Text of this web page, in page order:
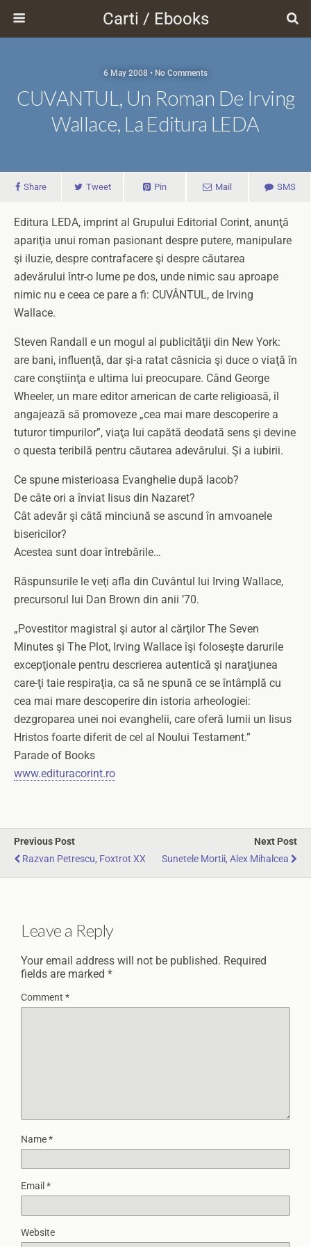
Carti / Ebooks
6 May 2008 • No Comments
CUVANTUL, Un Roman De Irving
Wallace, La Editura LEDA
Share Tweet Pin Mail SMS
Editura LEDA, imprint al Grupului Editorial Corint, anunţă
apariţia unui roman pasionant despre putere, manipulare
şi iluzie, despre contrafacere şi despre căutarea
adevărului într-o lume pe dos, unde nimic sau aproape
nimic nu e ceea ce pare a fi: CUVÂNTUL, de Irving
Wallace.
Steven Randall e un mogul al publicităţii din New York:
are bani, influenţă, dar şi-a ratat căsnicia şi duce o viaţă în
care conştiinţa e ultima lui preocupare. Când George
Wheeler, un mare editor american de carte religioasă, îl
angajează să promoveze „cea mai mare descoperire a
tuturor timpurilor”, viaţa lui capătă deodată sens şi devine
o questa teribilă pentru căutarea adevărului. Şi a iubirii.
Ce spune misterioasa Evanghelie după Iacob?
De câte ori a înviat Iisus din Nazaret?
Cât adevăr şi câtă minciună se ascund în amvoanele
bisericilor?
Acestea sunt doar întrebările…
Răspunsurile le veţi afla din Cuvântul lui Irving Wallace,
precursorul lui Dan Brown din anii ’70.
„Povestitor magistral şi autor al cărţilor The Seven
Minutes şi The Plot, Irving Wallace îşi foloseşte darurile
excepţionale pentru descrierea autentică şi naraţiunea
care-ţi taie respiraţia, ca să ne spună ce se întâmplă cu
cea mai mare descoperire din istoria arheologiei:
dezgroparea unei noi evanghelii, care oferă lumii un Iisus
Hristos foarte diferit de cel al Noului Testament.”
Parade of Books
www.edituracorint.ro
Previous Post
Razvan Petrescu, Foxtrot XX
Next Post
Sunetele Mortii, Alex Mihalcea
Leave a Reply
Your email address will not be published. Required
fields are marked *
Comment *
Name*
Email *
Website